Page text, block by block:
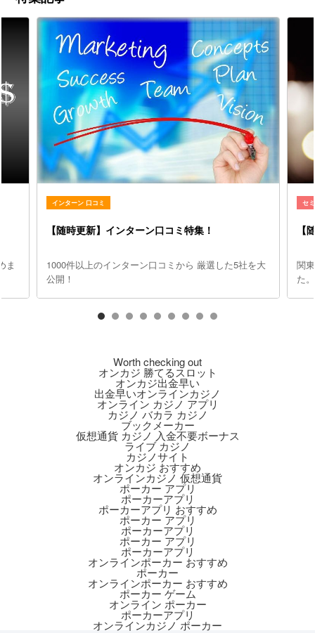
ま
インターン 口コミ
【随時更新】インターン口コミ特集！
1000件以上のインターン口コミから 厳選した5社を大
公開！
セ
【
関
た。
Worth checking out
オンカジ 勝てるスロット
オンカジ出金早い
出金早いオンラインカジノ
オンライン カジノ アプリ
カジノ バカラ カジノ
ブックメーカー
仮想通貨 カジノ 入金不要ボーナス
ライブ カジノ
カジノサイト
オンカジ おすすめ
オンラインカジノ 仮想通貨
ポーカー アプリ
ポーカーアプリ
ポーカーアプリ おすすめ
ポーカー アプリ
ポーカーアプリ
ポーカー アプリ
ポーカーアプリ
オンラインポーカー おすすめ
ポーカー
オンラインポーカー おすすめ
ポーカー ゲーム
オンライン ポーカー
ポーカーアプリ
オンラインカジノ ポーカー